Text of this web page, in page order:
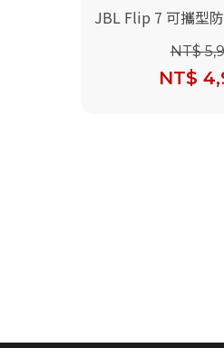
JBL Flip 7 可攜型
NT$
NT$